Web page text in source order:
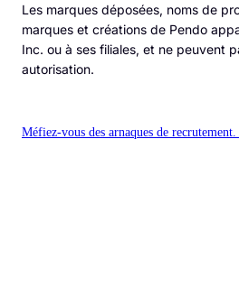
Les marques déposées, noms de
marques et créations de Pendo
Inc. ou à ses filiales, et ne peuvent
autorisation.
Méfiez-vous des arnaques de